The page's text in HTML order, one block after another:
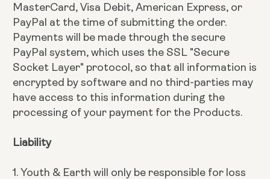
MasterCard, Visa Debit, American Express, or
PayPal at the time of submitting the order.
Payments will be made through the secure
PayPal system, which uses the SSL "Secure
Socket Layer" protocol, so that all information is
encrypted by software and no third-parties may
have access to this information during the
processing of your payment for the Products.
Liability
1. Youth & Earth will only be responsible for loss